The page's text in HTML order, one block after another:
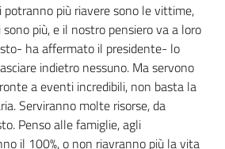
potranno più riavere sono le vittime,
più, e il nostro pensiero va a loro
ha affermato il presidente- lo
indietro nessuno. Ma servono
a eventi incredibili, non basta la
Serviranno molte risorse, da
Penso alle famiglie, agli
il 100%, o non riavranno più la vita